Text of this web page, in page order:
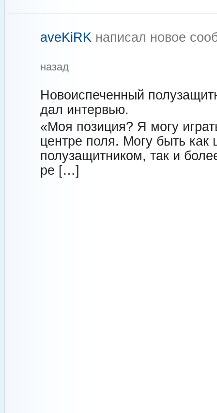
aveKiRK написал новое
назад
Новоиспеченный
дал интервью.
«Моя позиция? Я могу
центре поля. Могу быть как
полузащитником, так и
ре […]